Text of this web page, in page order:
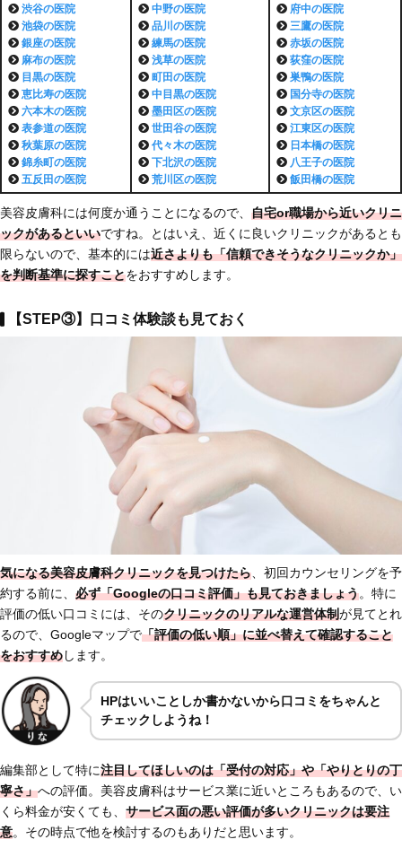
渋谷の医院
池袋の医院
銀座の医院
麻布の医院
目黒の医院
恵比寿の医院
六本木の医院
表参道の医院
秋葉原の医院
錦糸町の医院
五反田の医院
中野の医院
品川 の医院
練馬の医院
浅草の医院
町田の医院
中目黒の医院
墨田区の医院
世田谷の医院
代々木の医院
下北沢の医院
荒川区の医院
府中の医院
三鷹の医院
赤坂の医院
荻窪の医院
巣鴨の医院
国分寺の医院
文京区の医院
江東区の医院
日本橋の医院
八王子の医院
飯田橋の医院
美容皮膚科には何度か通うことになるので、 自宅or職場から近いクリニ
ックがあるといいですね。とはいえ、近くに良いクリニックがあるとも
限らないので、基本的には近さよりも「信頼できそうなクリニックか」
を判断基準に探すことをおすすめします。
【STEP③】口コミ体験談も見ておく
気になる美容皮膚科クリニックを見つけたら、初回カウンセリングを予
約する前に、 必ず「Googleの口コミ評価」も見ておきましょう。特に
評価の低い口コミには、そのクリニックのリアルな運営体制が見てとれ
るので、Googleマップで「評価の低い順」に並べ替えて確認すること
をおすすめします。
HPはいいことしか書かないから口コミをちゃんと
チェックしようね！
編集部として特に注目してほしいのは「受付の対応」や「やりとりの丁
寧さ」への評価。美容皮膚科はサービス業に近いところもあるので、い
くら料金が安くても、 サービス面の悪い評価が多いクリニックは要注
意。その時点で他を検討するのもありだと思います。